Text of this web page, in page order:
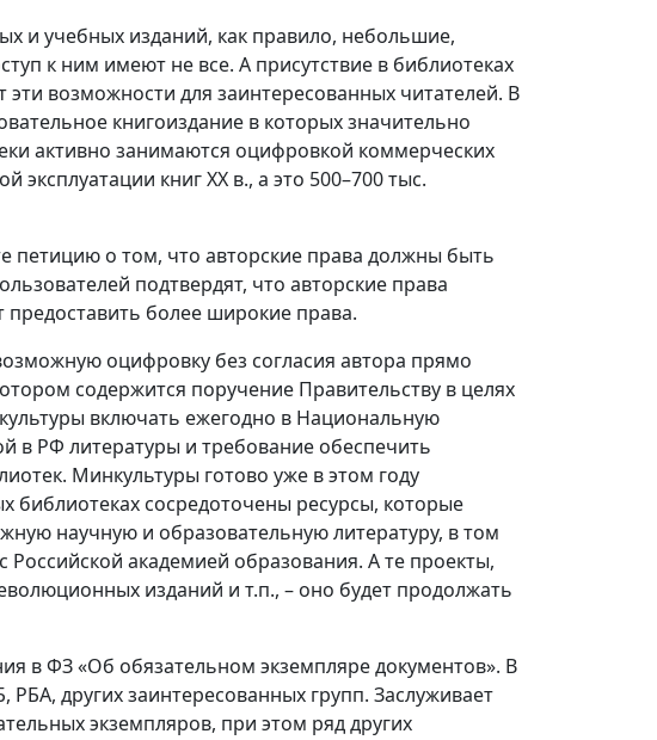
и учебных изданий, как правило, небольшие,
к ним имеют не все. А присутствие в библиотеках
возможности для заинтересованных читателей. В
книгоиздание в которых значительно
активно занимаются оцифровкой коммерческих
книг XX в., а это 500–700 тыс.
петицию о том, что авторские права должны быть
подтвердят, что авторские права
более широкие права.
оцифровку без согласия автора прямо
содержится поручение Правительству в целях
включать ежегодно в Национальную
в РФ литературы и требование обеспечить
Минкультуры готово уже в этом году
библиотеках сосредоточены ресурсы, которые
научную и образовательную литературу, в том
академией образования. А те проекты,
изданий и т.п., – оно будет продолжать
в ФЗ «Об обязательном экземпляре документов». В
других заинтересованных групп. Заслуживает
экземпляров, при этом ряд других